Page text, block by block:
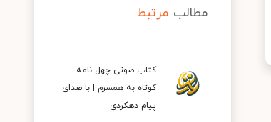
مطالب مرتبط
کتاب صوتی چهل نامه
کوتاه به همسرم | با صدای
پیام دهکردی